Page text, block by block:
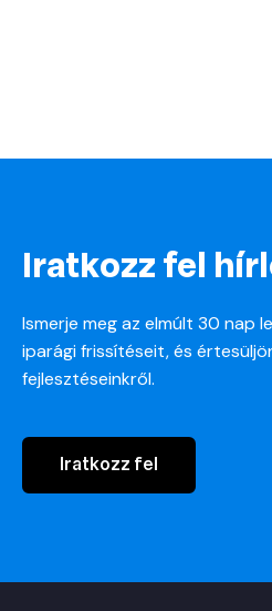
Iratkozz fel
Ismerje meg az elmúlt 30 nap
iparági frissítéseit, és
fejlesztéseinkről.
Iratkozz fel